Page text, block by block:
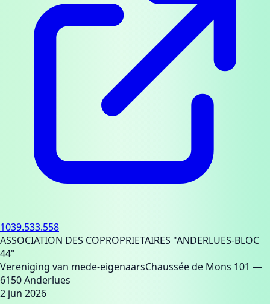
1039.533.558
ASSOCIATION DES COPROPRIETAIRES "ANDERLUES-BLOC
44"
Vereniging van mede-eigenaarsChaussée de Mons 101 —
6150 Anderlues
2 jun 2026